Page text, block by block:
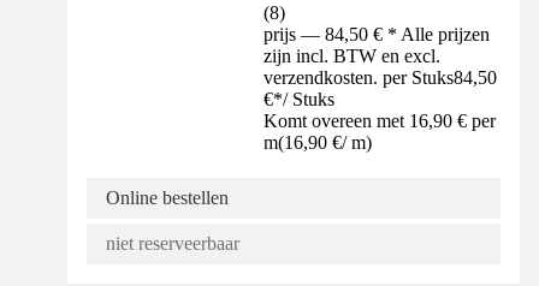
(8)
prijs — 84,50 € * Alle prijzen
zijn incl. BTW en excl.
verzendkosten. per Stuks84,50
€*/ Stuks
Komt overeen met 16,90 € per
m(16,90 €/ m)
Online bestellen
niet reserveerbaar